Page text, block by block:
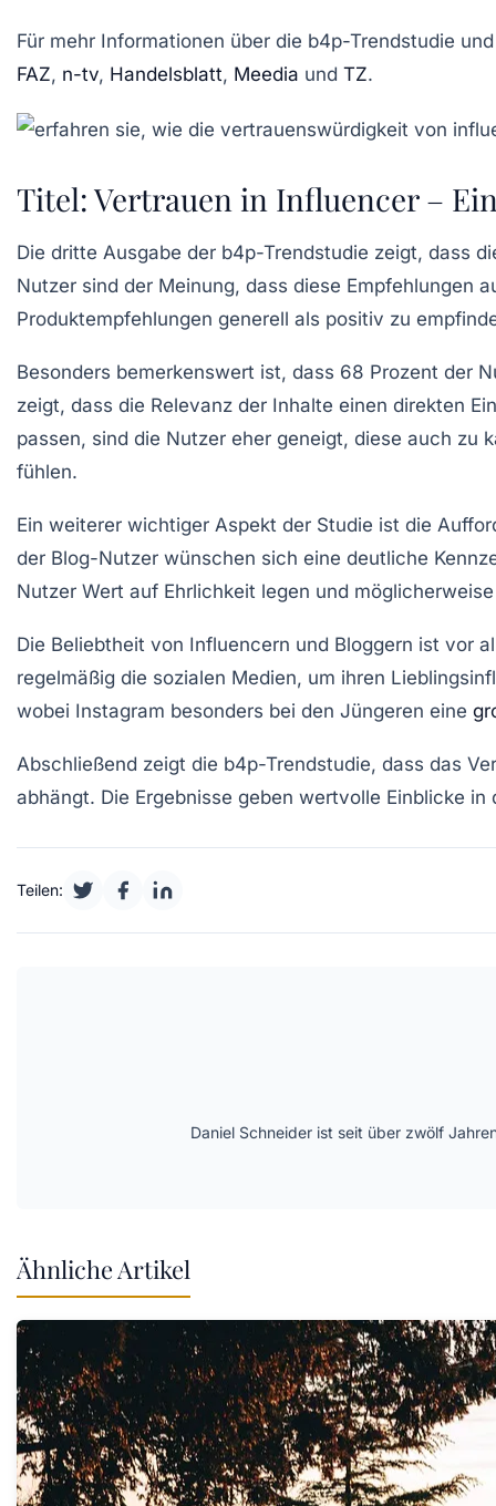
Für mehr Informationen über die b4p-Trendstudie
FAZ, n-tv, Handelsblatt, Meedia und TZ.
Titel: Vertrauen in Influencer –
Die dritte Ausgabe der b4p-Trendstudie zeigt, dass
Nutzer sind der Meinung, dass diese Empfehlungen
Produktempfehlungen generell als positiv zu
Besonders bemerkenswert ist, dass 68 Prozent der
zeigt, dass die Relevanz der Inhalte einen direkten
passen, sind die Nutzer eher geneigt, diese auch zu
fühlen.
Ein weiterer wichtiger Aspekt der Studie ist die
der Blog-Nutzer wünschen sich eine deutliche
Nutzer Wert auf Ehrlichkeit legen und
Die Beliebtheit von Influencern und Bloggern ist vor
regelmäßig die sozialen Medien, um ihren
wobei Instagram besonders bei den Jüngeren eine
Abschließend zeigt die b4p-Trendstudie, dass das
abhängt. Die Ergebnisse geben wertvolle Einblicke
Teilen:
Daniel Schneider ist seit über zwölf
Ähnliche Artikel